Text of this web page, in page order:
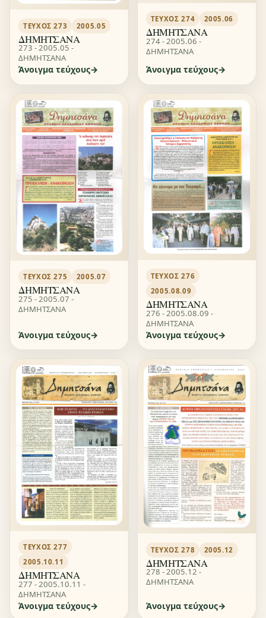
ΤΕΎΧΟΣ 273 2005.05
ΔΗΜΗΤΣΑΝΑ
273 - 2005.05 -
ΔΗΜΗΤΣΑΝΑ
Άνοιγμα τεύχους
ΤΕΎΧΟΣ 274 2005.06
ΔΗΜΗΤΣΑΝΑ
274 - 2005.06 -
ΔΗΜΗΤΣΑΝΑ
Άνοιγμα τεύχους
ΤΕΎΧΟΣ 275 2005.07
ΔΗΜΗΤΣΑΝΑ
275 - 2005.07 -
ΔΗΜΗΤΣΑΝΑ
Άνοιγμα τεύχους
ΤΕΎΧΟΣ 276
2005.08.09
ΔΗΜΗΤΣΑΝΑ
276 - 2005.08.09 -
ΔΗΜΗΤΣΑΝΑ
Άνοιγμα τεύχους
ΤΕΎΧΟΣ 277
2005.10.11
ΔΗΜΗΤΣΑΝΑ
277 - 2005.10.11 -
ΔΗΜΗΤΣΑΝΑ
Άνοιγμα τεύχους
ΤΕΎΧΟΣ 278 2005.12
ΔΗΜΗΤΣΑΝΑ
278 - 2005.12 -
ΔΗΜΗΤΣΑΝΑ
Άνοιγμα τεύχους